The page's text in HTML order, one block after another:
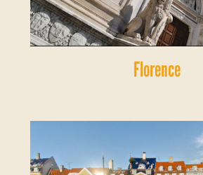
Florence